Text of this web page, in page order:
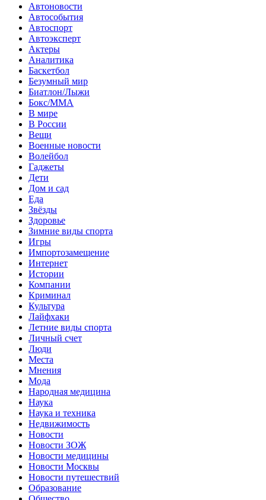
Автоновости
Автособытия
Автоспорт
Автоэксперт
Актеры
Аналитика
Баскетбол
Безумный мир
Биатлон/Лыжи
Бокс/MMA
В мире
В России
Вещи
Военные новости
Волейбол
Гаджеты
Дети
Дом и сад
Еда
Звёзды
Здоровье
Зимние виды спорта
Игры
Импортозамещение
Интернет
Истории
Компании
Криминал
Культура
Лайфхаки
Летние виды спорта
Личный счет
Люди
Места
Мнения
Мода
Народная медицина
Наука
Наука и техника
Недвижимость
Новости
Новости ЗОЖ
Новости медицины
Новости Москвы
Новости путешествий
Образование